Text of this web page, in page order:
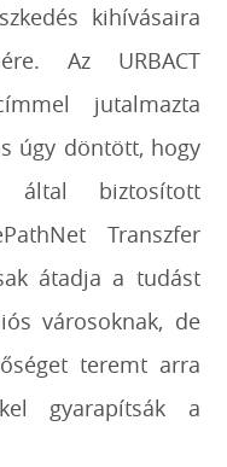
kihívásaira
Az URBACT
jutalmazta
úgy döntött, hogy
által biztosított
Transzfer
átadja a tudást
városoknak, de
teremt arra
gyarapítsák a